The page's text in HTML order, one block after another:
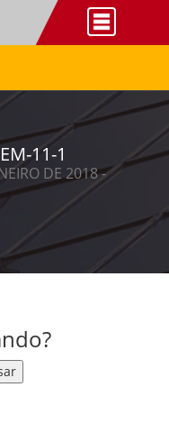
11-1
DE 2018 -